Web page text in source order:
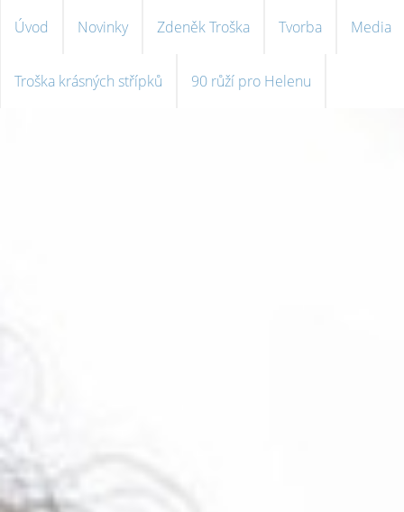
Úvod Novinky Zdeněk Troška Tvorba Media
Troška krásných střípků 90 růží pro Helenu